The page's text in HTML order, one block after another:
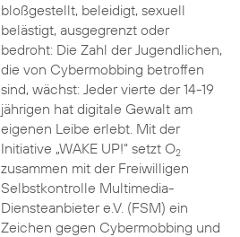
bloßgestellt, beleidigt, sexuell
belästigt, ausgegrenzt oder
bedroht: Die Zahl der Jugendlichen,
die von Cybermobbing betroffen
sind, wächst: Jeder vierte der 14-19
jährigen hat digitale Gewalt am
eigenen Leibe erlebt. Mit der
Initiative „WAKE UP!“ setzt O2
zusammen mit der Freiwilligen
Selbstkontrolle Multimedia-
Diensteanbieter e.V. (FSM) ein
Zeichen gegen Cybermobbing und